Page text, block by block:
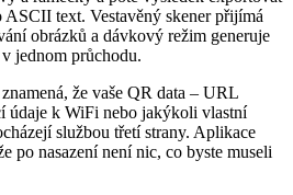
text. Vestavěný skener přijímá
obrázků a dávkový režim generuje
jednom průchodu.
že vaše QR data – URL
údaje k WiFi nebo jakýkoli vlastní
službou třetí strany. Aplikace
po nasazení není nic, co byste museli